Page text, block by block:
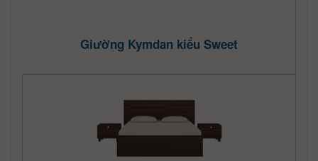
Giường Kymdan kiểu Sweet